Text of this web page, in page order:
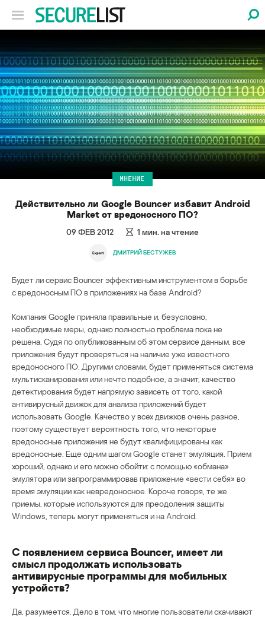
МНЕНИЕ
Действительно ли Google Bouncer избавит Android
Market от вредоносного ПО?
09 ФЕВ 2012 1 мин. на чтение
ДМИТРИЙ БЕСТУЖЕВ
Будет ли сервис Bouncer эффективным инструментом в борьбе
с вредоносным ПО в приложениях на базе Android?
Компания Google приняла правильные и, безусловно,
необходимые меры, однако полностью проблема пока не
решена. Судя по опубликованным об этом сервисе данным, все
приложения будут проверяться на наличие уже известного
вредоносного ПО. Другими словами, будет применяться система
мультисканирования или нечто подобное, а значит, качество
детектирования будет напрямую зависеть от того, какой
антивирусный движок для анализа приложений будет
использовать Google. Качество у всех движков очень разное,
поэтому существует вероятность того, что некоторые
вредоносные приложения не будут квалифицированы как
вредоносные. Еще одним шагом Google станет эмуляция. Прием
хороший, однако и его можно обойти: с помощью «обмана»
эмулятора или запрограммировав приложение «вести себя» во
время эмуляции как невредоносное. Короче говоря, те же
приемы, которые используются для преодоления защиты
Windows, теперь могут применяться и на Android.
С появлением сервиса Bouncer, имеет ли
смысл продолжать использовать
антивирусные программы для мобильных
устройств?
Да, разумеется. Дело в том, что многие пользователи скачивают